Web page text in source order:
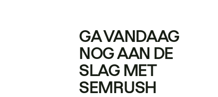
GA VANDAAG
NOG AAN DE
SLAG MET
SEMRUSH